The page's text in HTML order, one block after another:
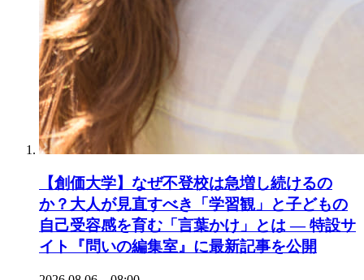
【創価大学】なぜ不登校は急増し続けるの
か？大人が見直すべき「学習観」と子どもの
自己受容感を育む「言葉かけ」とは ― 特設サ
イト『問いの編集室』に最新記事を公開